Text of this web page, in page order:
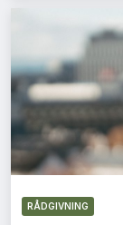
RÅDGIVNING